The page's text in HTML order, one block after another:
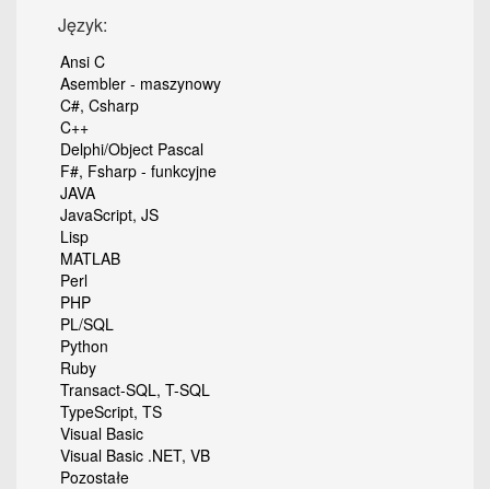
Język:
Ansi C
Asembler - maszynowy
C#, Csharp
C++
Delphi/Object Pascal
F#, Fsharp - funkcyjne
JAVA
JavaScript, JS
Lisp
MATLAB
Perl
PHP
PL/SQL
Python
Ruby
Transact-SQL, T-SQL
TypeScript, TS
Visual Basic
Visual Basic .NET, VB
Pozostałe